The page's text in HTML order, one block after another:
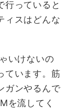
っていると
ィスはどんな
いけないの
ています。筋
ガンやるんで
を流してく